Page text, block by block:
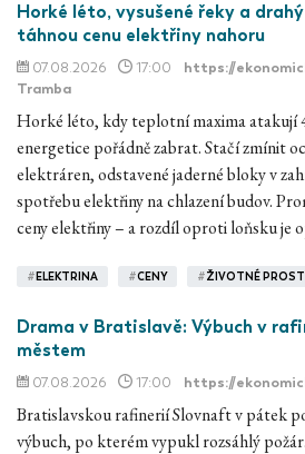
Horké léto, vysušené řeky a
táhnou cenu elektřiny nahoru
07.08.2026 17:00 https://
Tramba
Horké léto, kdy teplotní maxima atakují
energetice pořádně zabrat. Stačí zmínit
elektráren, odstavené jaderné bloky v
spotřebu elektřiny na chlazení budov.
ceny elektřiny – a rozdíl oproti loňsku je
# ELEKTRINA #CENY #ŽIVOTNÉ
Drama v Bratislavě: Výbuch v
městem
07.08.2026 17:00 https://
Bratislavskou rafinerií Slovnaft v pátek
výbuch, po kterém vypukl rozsáhlý